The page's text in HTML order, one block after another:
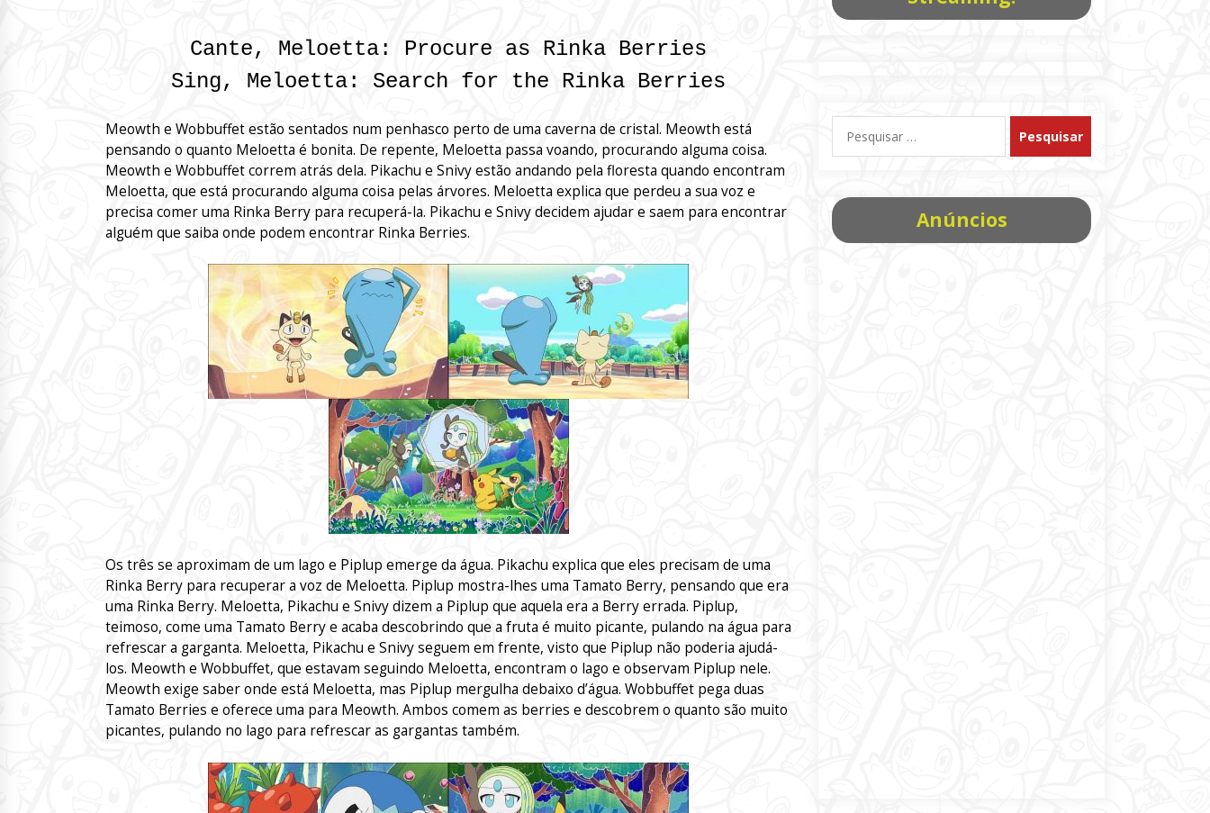
Cante, Meloetta: Procure as Rinka Berries
Sing, Meloetta: Search for the Rinka Berries
Meowth e Wobbuffet estão sentados num penhasco perto de uma caverna de cristal. Meowth está
pensando o quanto Meloetta é bonita. De repente, Meloetta passa voando, procurando alguma coisa.
Meowth e Wobbuffet correm atrás dela. Pikachu e Snivy estão andando pela floresta quando encontram
Meloetta, que está procurando alguma coisa pelas árvores. Meloetta explica que perdeu a sua voz e
precisa comer uma Rinka Berry para recuperá-la. Pikachu e Snivy decidem ajudar e saem para encontrar
alguém que saiba onde podem encontrar Rinka Berries.
Os três se aproximam de um lago e Piplup emerge da água. Pikachu explica que eles precisam de uma
Rinka Berry para recuperar a voz de Meloetta. Piplup mostra-lhes uma Tamato Berry, pensando que era
uma Rinka Berry. Meloetta, Pikachu e Snivy dizem a Piplup que aquela era a Berry errada. Piplup,
teimoso, come uma Tamato Berry e acaba descobrindo que a fruta é muito picante, pulando na água para
refrescar a garganta. Meloetta, Pikachu e Snivy seguem em frente, visto que Piplup não poderia ajudá-
los. Meowth e Wobbuffet, que estavam seguindo Meloetta, encontram o lago e observam Piplup nele.
Meowth exige saber onde está Meloetta, mas Piplup mergulha debaixo d’água. Wobbuffet pega duas
Tamato Berries e oferece uma para Meowth. Ambos comem as berries e descobrem o quanto são muito
picantes, pulando no lago para refrescar as gargantas também.
por:
Anúncios